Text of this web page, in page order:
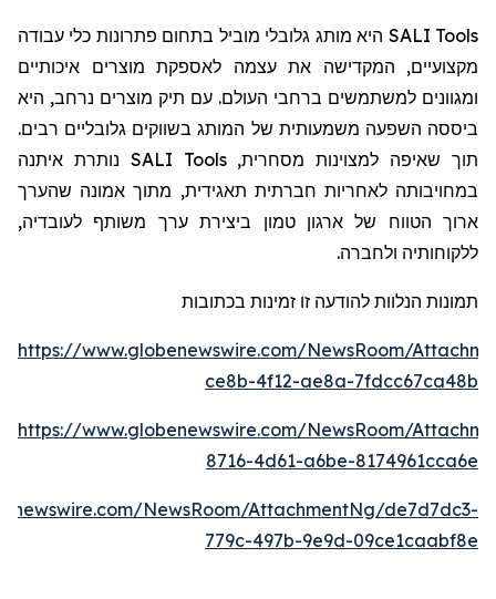
SALI Tools היאמותג גלובלי מוביל בתחום פתרונות כלי עבודה
מקצועיים, המקדישה את עצמה לאספקת מוצרים איכותיים
ומגוונים למשתמשים ברחבי העולם. עם תיק מוצרים נרחב, היא
ביססה השפעה משמעותית של המותג בשווקים גלובליים רבים.
תוך שאיפה למצוינות מסחרית,SALI Tools נותרת איתנה
במחויבותה לאחריות חברתית תאגידית, מתוך אמונה שהערך
ארוך הטווח של ארגון טמון ביצירת ערך משותף לעובדיה,
ללקוחותיה ולחברה.
תמונות הנלוות להודעה זו זמינות בכתובות
https://www.globenewswire.com/NewsRoom/
ce8b-4f12-ae8a-7fdcc67ca48b
https://www.globenewswire.com/NewsRoom/
8716-4d61-a6be-8174961cca6e
NewsRoom/AttachmentNg/de7d7dc3-
779c-497b-9e9d-09ce1caabf8e